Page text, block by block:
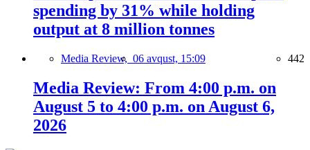
spending by 31% while holding
output at 8 million tonnes
Media Review, 06 avqust, 15:09 442
Media Review: From 4:00 p.m. on
August 5 to 4:00 p.m. on August 6,
2026